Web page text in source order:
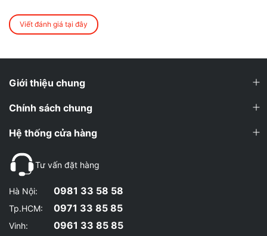
Viết đánh giá tại đây
Giới thiệu chung
Chính sách chung
Hệ thống cửa hàng
Tư vấn đặt hàng
Hà Nội: 0981 33 58 58
Tp.HCM: 0971 33 85 85
Vinh: 0961 33 85 85